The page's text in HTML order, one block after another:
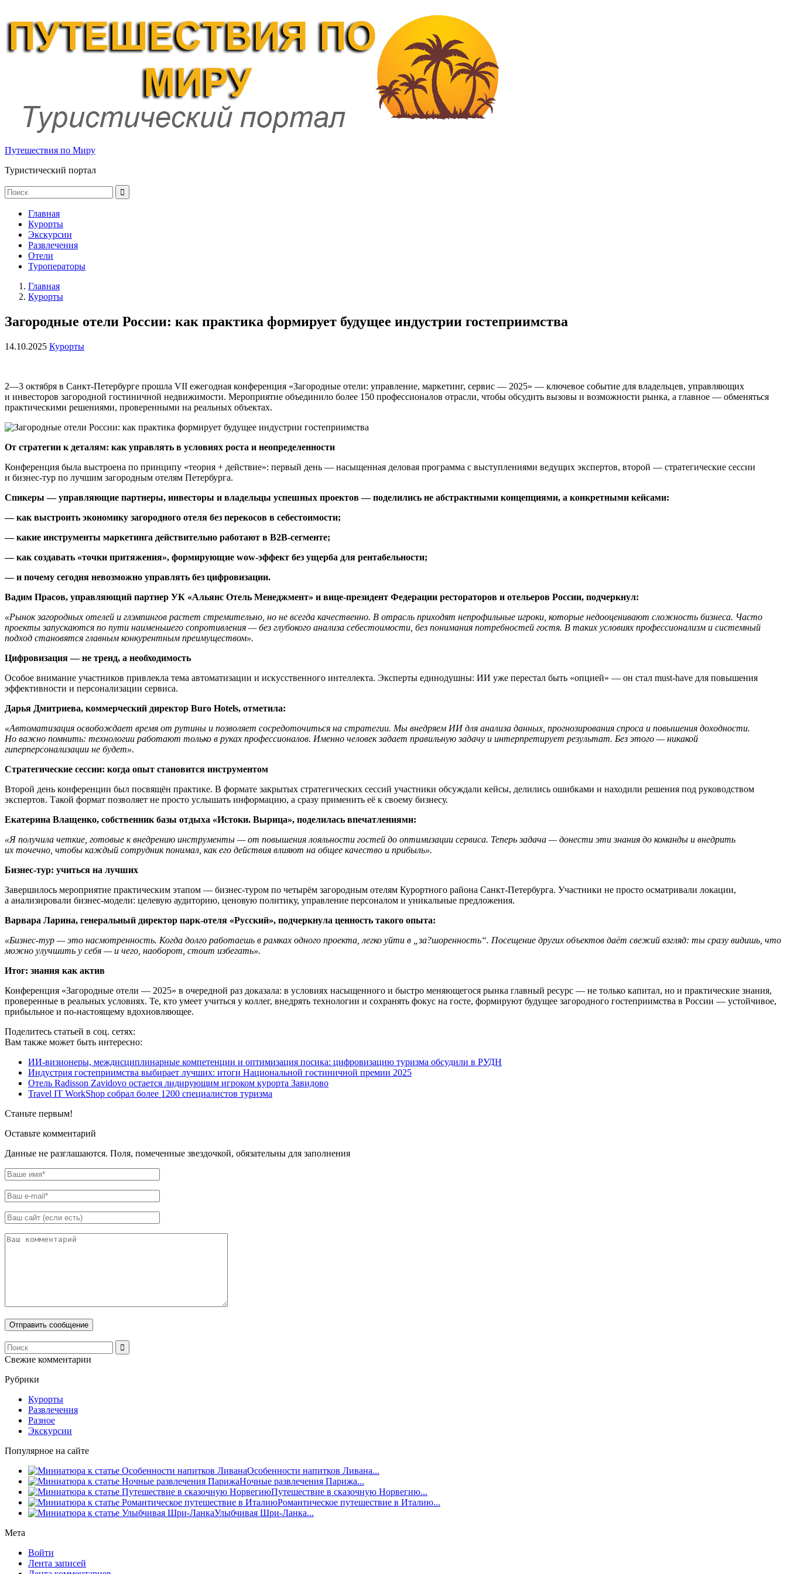
Путешествия по Миру
Туристический портал
Главная
Курорты
Экскурсии
Развлечения
Отели
Туроператоры
Главная
Курорты
Загородные отели России: как практика формирует будущее индустрии гостеприимства
14.10.2025 Курорты
2—3 октября в Санкт-Петербурге прошла VII ежегодная конференция «Загородные отели: управление, маркетинг, сервис — 2025» — ключевое событие для владельцев, управляющих
и инвесторов загородной гостиничной недвижимости. Мероприятие объединило более 150 профессионалов отрасли, чтобы обсудить вызовы и возможности рынка, а главное — обменяться
практическими решениями, проверенными на реальных объектах.
От стратегии к деталям: как управлять в условиях роста и неопределенности
Конференция была выстроена по принципу «теория + действие»: первый день — насыщенная деловая программа с выступлениями ведущих экспертов, второй — стратегические сессии
и бизнес-тур по лучшим загородным отелям Петербурга.
Спикеры — управляющие партнеры, инвесторы и владельцы успешных проектов — поделились не абстрактными концепциями, а конкретными кейсами:
— как выстроить экономику загородного отеля без перекосов в себестоимости;
— какие инструменты маркетинга действительно работают в B2B-сегменте;
— как создавать «точки притяжения», формирующие wow-эффект без ущерба для рентабельности;
— и почему сегодня невозможно управлять без цифровизации.
Вадим Прасов, управляющий партнер УК «Альянс Отель Менеджмент» и вице-президент Федерации рестораторов и отельеров России, подчеркнул:
«Рынок загородных отелей и глэмпингов растет стремительно, но не всегда качественно. В отрасль приходят непрофильные игроки, которые недооценивают сложность бизнеса. Часто
проекты запускаются по пути наименьшего сопротивления — без глубокого анализа себестоимости, без понимания потребностей гостя. В таких условиях профессионализм и системный
подход становятся главным конкурентным преимуществом».
Цифровизация — не тренд, а необходимость
Особое внимание участников привлекла тема автоматизации и искусственного интеллекта. Эксперты единодушны: ИИ уже перестал быть «опцией» — он стал must-have для повышения
эффективности и персонализации сервиса.
Дарья Дмитриева, коммерческий директор Buro Hotels, отметила:
«Автоматизация освобождает время от рутины и позволяет сосредоточиться на стратегии. Мы внедряем ИИ для анализа данных, прогнозирования спроса и повышения доходности.
Но важно помнить: технологии работают только в руках профессионалов. Именно человек задает правильную задачу и интерпретирует результат. Без этого — никакой
гиперперсонализации не будет».
Стратегические сессии: когда опыт становится инструментом
Второй день конференции был посвящён практике. В формате закрытых стратегических сессий участники обсуждали кейсы, делились ошибками и находили решения под руководством
экспертов. Такой формат позволяет не просто услышать информацию, а сразу применить её к своему бизнесу.
Екатерина Влащенко, собственник базы отдыха «Истоки. Вырица», поделилась впечатлениями:
«Я получила четкие, готовые к внедрению инструменты — от повышения лояльности гостей до оптимизации сервиса. Теперь задача — донести эти знания до команды и внедрить
их точечно, чтобы каждый сотрудник понимал, как его действия влияют на общее качество и прибыль».
Бизнес-тур: учиться на лучших
Завершилось мероприятие практическим этапом — бизнес-туром по четырём загородным отелям Курортного района Санкт-Петербурга. Участники не просто осматривали локации,
а анализировали бизнес-модели: целевую аудиторию, ценовую политику, управление персоналом и уникальные предложения.
Варвара Ларина, генеральный директор парк-отеля «Русский», подчеркнула ценность такого опыта:
«Бизнес-тур — это насмотренность. Когда долго работаешь в рамках одного проекта, легко уйти в „за?шоренность“. Посещение других объектов даёт свежий взгляд: ты сразу видишь, что
можно улучшить у себя — и чего, наоборот, стоит избегать».
Итог: знания как актив
Конференция «Загородные отели — 2025» в очередной раз доказала: в условиях насыщенного и быстро меняющегося рынка главный ресурс — не только капитал, но и практические знания,
проверенные в реальных условиях. Те, кто умеет учиться у коллег, внедрять технологии и сохранять фокус на госте, формируют будущее загородного гостеприимства в России — устойчивое,
прибыльное и по-настоящему вдохновляющее.
Поделитесь статьей в соц. сетях:
Вам также может быть интересно:
ИИ-визионеры, междисциплинарные компетенции и оптимизация посика: цифровизацию туризма обсудили в РУДН
Индустрия гостеприимства выбирает лучших: итоги Национальной гостиничной премии 2025
Отель Radisson Zavidovo остается лидирующим игроком курорта Завидово
Travel IT WorkShop собрал более 1200 специалистов туризма
Станьте первым!
Оставьте комментарий
Данные не разглашаются. Поля, помеченные звездочкой, обязательны для заполнения
Свежие комментарии
Рубрики
Курорты
Развлечения
Разное
Экскурсии
Популярное на сайте
Особенности напитков Ливана...
Ночные развлечения Парижа...
Путешествие в сказочную Норвегию...
Романтическое путешествие в Италию...
Улыбчивая Шри-Ланка...
Мета
Войти
Лента записей